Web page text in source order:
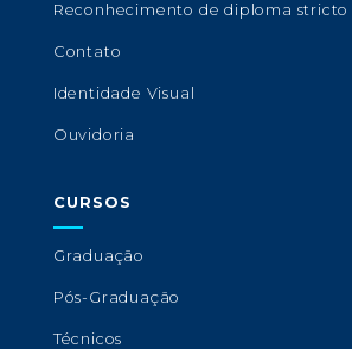
Reconhecimento de diploma stricto
Contato
Identidade Visual
Ouvidoria
CURSOS
Graduação
Pós-Graduação
Técnicos